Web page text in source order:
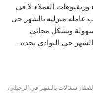
العملاء لا في
منزليه بالشهر حى
وبشكل مجاني
حى البوادى بجده…
, شغالات بالشهر في الرحيلي,